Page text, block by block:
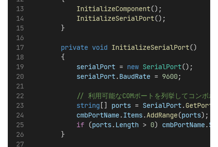
InitializeComponent();
InitializeSerialPort();
        }
private void InitializeSerialPort()
        {
serialPort = new SerialPort();
serialPort.BaudRate = 9600;
// 利用可能なCOMポートを列挙してコンボボ
string [] ports = SerialPort.
cmbPortName.Items.AddRange(ports);
if (ports.Length > 0) cmbPortName.
        }